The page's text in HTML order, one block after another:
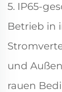
5. IP65-
Betrieb in
und
rauen